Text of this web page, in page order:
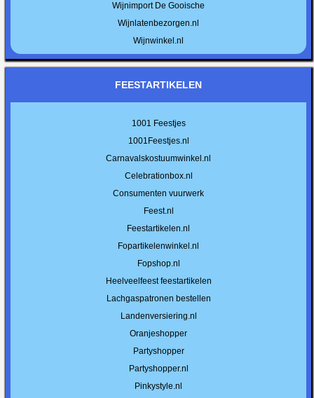
Wijnimport De Gooische
Wijnlatenbezorgen.nl
Wijnwinkel.nl
FEESTARTIKELEN
1001 Feestjes
1001Feestjes.nl
Carnavalskostuumwinkel.nl
Celebrationbox.nl
Consumenten vuurwerk
Feest.nl
Feestartikelen.nl
Fopartikelenwinkel.nl
Fopshop.nl
Heelveelfeest feestartikelen
Lachgaspatronen bestellen
Landenversiering.nl
Oranjeshopper
Partyshopper
Partyshopper.nl
Pinkystyle.nl